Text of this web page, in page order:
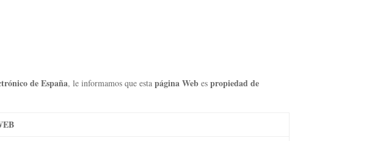
de España, le informamos que estapágina Web espropiedad de